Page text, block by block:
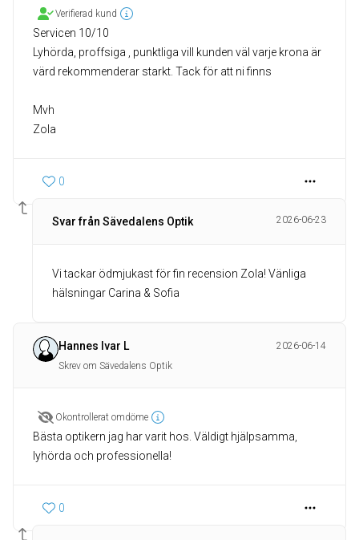
Verifierad kund
Servicen 10/10
Lyhörda, proffsiga , punktliga vill kunden väl varje krona är
värd rekommenderar starkt. Tack för att ni finns
Mvh
Zola
0
Svar från Sävedalens Optik 2026-06-23
Vi tackar ödmjukast för fin recension Zola! Vänliga
hälsningar Carina & Sofia
Hannes Ivar L
2026-06-14
Skrev om Sävedalens Optik
Okontrollerat omdöme
Bästa optikern jag har varit hos. Väldigt hjälpsamma,
lyhörda och professionella!
0